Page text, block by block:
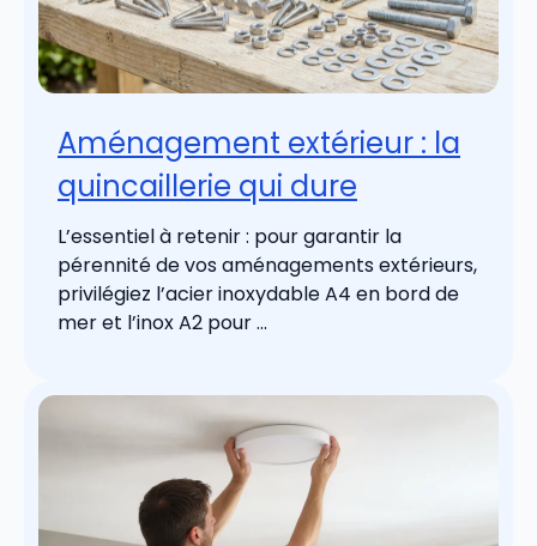
Aménagement extérieur : la
quincaillerie qui dure
L’essentiel à retenir : pour garantir la
pérennité de vos aménagements extérieurs,
privilégiez l’acier inoxydable A4 en bord de
mer et l’inox A2 pour ...